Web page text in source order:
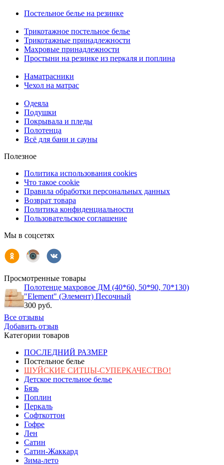
Постельное белье на резинке
Трикотажное постельное белье
Трикотажные принадлежности
Махровые принадлежности
Простыни на резинке из перкаля и поплина
Наматрасники
Чехол на матрас
Одеяла
Подушки
Покрывала и пледы
Полотенца
Всё для бани и сауны
Полезное
Политика использования cookies
Что такое cookie
Правила обработки персональных данных
Возврат товара
Политика конфиденциальности
Пользовательское соглашение
Мы в соцсетях
Просмотренные товары
Полотенце махровое ДМ (40*60, 50*90, 70*130)
"Element" (Элемент) Песочный
300 руб.
Все отзывы
Добавить отзыв
Категории товаров
ПОСЛЕДНИЙ РАЗМЕР
Постельное белье
ШУЙСКИЕ СИТЦЫ-СУПЕРКАЧЕСТВО!
Детское постельное белье
Бязь
Поплин
Перкаль
Софткоттон
Гофре
Лен
Сатин
Сатин-Жаккард
Зима-лето